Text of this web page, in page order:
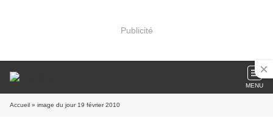
Publicité
MENU
Accueil » image du jour 19 février 2010